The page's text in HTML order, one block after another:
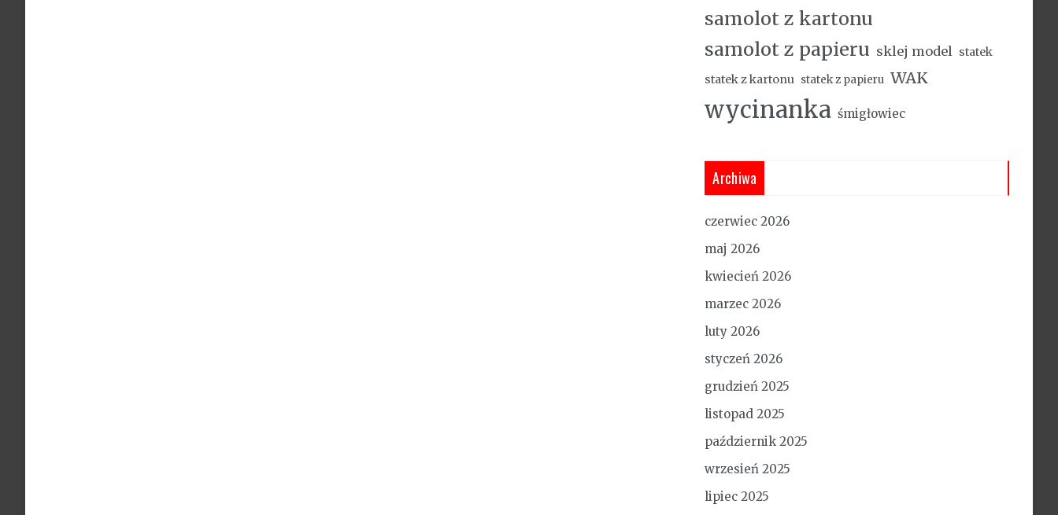
samolot z kartonu
samolot z papieru sklej model
statek
statek z kartonu statek z papieru WAK
wycinanka śmigłowiec
Archiwa
czerwiec 2026
maj 2026
kwiecień 2026
marzec 2026
luty 2026
styczeń 2026
grudzień 2025
listopad 2025
październik 2025
wrzesień 2025
lipiec 2025